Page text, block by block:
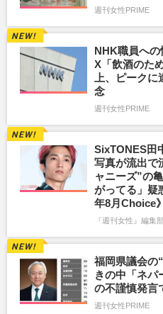
週刊女性PRIME
NHK職員へ
X「飲酒のた
上、ピーク
念
週刊女性PRIME
SixTONES田
写真が流出で
ャニーズ”の
がってる」疑
年8月Choice》
『週刊女性』編集
福岡県議会の
きの中「ネパ
の不謹慎発言
週刊女性PRIME